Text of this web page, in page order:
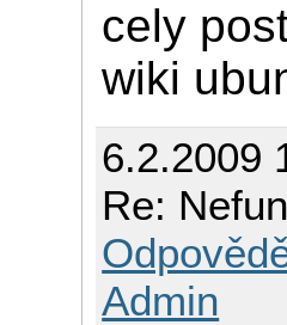
cely
wiki
6.2.2009
Re:
Admin